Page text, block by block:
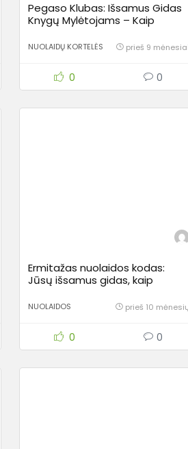
Pegaso Klubas: Išsamus Gidas
Knygų Mylėtojams – Kaip
NUOLAIDŲ KORTELĖS prieš 9
0 0
Ermitažas nuolaidos kodas:
Jūsų išsamus gidas, kaip
projektuose
NUOLAIDOS prieš 10
0 0